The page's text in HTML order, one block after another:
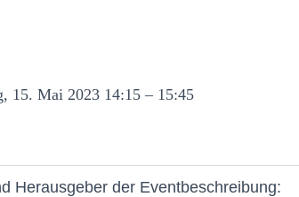
15. Mai 2023 14:15 – 15:45
Herausgeber der Eventbeschreibung: